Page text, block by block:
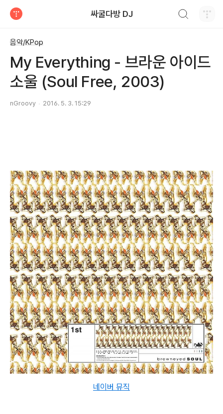
싸굴다방 DJ
음악/KPop
My Everything - 브라운 아이드
소울 (Soul Free, 2003)
nGroovy 2016. 5. 3. 15:29
네이버 뮤직